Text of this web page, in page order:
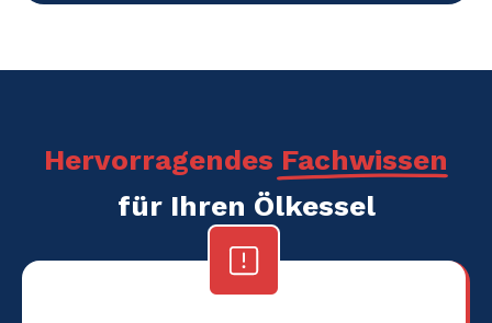
Hervorragendes Fachwissen
für Ihren Ölkessel